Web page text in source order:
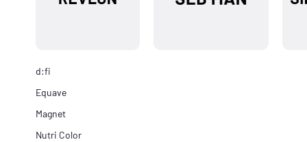
d:fi
Equave
Magnet
Nutri Color